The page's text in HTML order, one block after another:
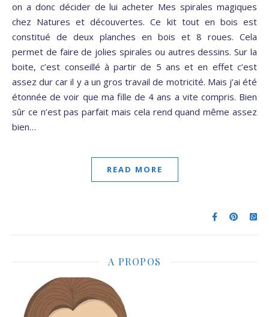
on a donc décider de lui acheter Mes spirales magiques
chez Natures et découvertes. Ce kit tout en bois est
constitué de deux planches en bois et 8 roues. Cela
permet de faire de jolies spirales ou autres dessins. Sur la
boite, c’est conseillé à partir de 5 ans et en effet c’est
assez dur car il y a un gros travail de motricité. Mais j’ai été
étonnée de voir que ma fille de 4 ans a vite compris. Bien
sûr ce n’est pas parfait mais cela rend quand même assez
bien…
READ MORE
A PROPOS